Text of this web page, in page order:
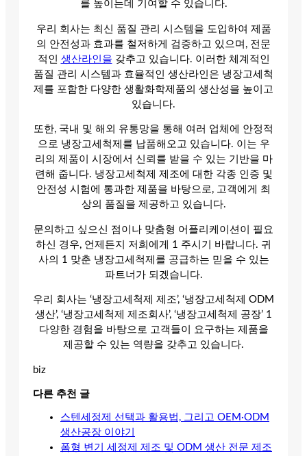
를 높이는데 기여할 수 있습니다.
우리 회사는 최신 품질 관리 시스템을 도입하여 제품
의 안전성과 효과를 철저하게 검증하고 있으며, 전문
적인 생산라인을 갖추고 있습니다. 이러한 체계적인
품질 관리 시스템과 효율적인 생산라인은 냉장고세척
제를 포함한 다양한 생활화학제품의 생산성을 높이고
있습니다.
또한, 국내 및 해외 유통망을 통해 여러 업체에 안정적
으로 냉장고세척제를 납품해오고 있습니다. 이는 우
리의 제품이 시장에서 신뢰를 받을 수 있는 기반을 마
련해 줍니다. 냉장고세척제 제조에 대한 각종 인증 및
안전성 시험에 통과한 제품을 바탕으로, 고객에게 최
상의 품질을 제공하고 있습니다.
문의하고 싶으신 점이나 맞춤형 어플리케이션이 필요
하신 경우, 언제든지 저희에게 1 주시기 바랍니다. 귀
사의 1 맞춘 냉장고세척제를 공급하는 믿을 수 있는
파트너가 되겠습니다.
우리 회사는 ‘냉장고세척제 제조’, ‘냉장고세척제 ODM
생산’, ‘냉장고세척제 제조회사’, ‘냉장고세척제 공장’ 1
다양한 경험을 바탕으로 고객들이 요구하는 제품을
제공할 수 있는 역량을 갖추고 있습니다.
biz
다른 추천 글
스텐세정제 선택과 활용법, 그리고 OEM·ODM
생산공장 이야기
폼형 변기 세정제 제조 및 ODM 생산 전문 제조